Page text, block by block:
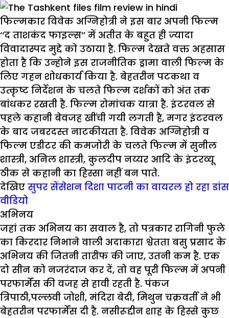
फिल्मकार विवेक अग्निहोत्री ने इस बार अपनी फिल्म
‘‘द ताशकंद फाइल्स’’ में अतीत के बहुत ही ज्यादा
विवादास्पद मुद्दे को उठाया है. फिल्म देखते वक्त अहसास
होता है कि उन्होने इस राजनीतिक ड्रामा वाली फिल्म के
लिए गहन शोधकार्य किया है. बेहतरीन पटकथा व
उत्कृष्ट निर्देशन के चलते फिल्म दर्शकों को अंत तक
बांधकर रखती है. फिल्म रोमांचक यात्रा है. इंटरवल से
पहले कहानी बेवजह खींची गयी लगती है, मगर इंटरवल
के बाद जबरदस्त नाटकीयता है. विवेक अग्निहोत्री व
फिल्म एडीटर की कमजोरी के चलते फिल्म में सुनील
शास्त्री, अनिल शास्त्री, कुलदीप नय्यर आदि के इंटरव्यू
ठीक से कहानी का हिस्सा नहीं बन पाते.
देखिए सुपर सेंसेशन दिशा पाटनी का वायरल हो रहा डांस
वीडियो
अभिनय
जहां तक अभिनय का सवाल है, तो पत्रकार रागिनी फुले
का किरदार निभाने वाली अदाकारा श्वेतता बसु प्रसाद के
अभिनय की जितनी तारीफ की जाए, उतनी कम है. एक
दो सीन को नजरंदाज कर दें, तो वह पूरी फिल्म में अपनी
परफार्मेंस की वजह से हावी रहती है. पंकज
त्रिपाठी,पल्लवी जोशी, मंदिरा बेदी, मिथुन चक्रवर्ती ने भी
बेहतरीन परफार्मेंस दी है. नसीरूद्दीन शाह के हिस्से कुछ